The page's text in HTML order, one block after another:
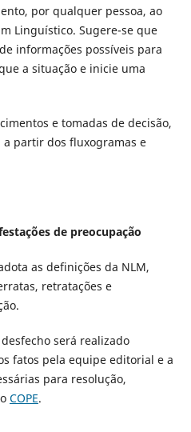
por qualquer pessoa, ao
Linguístico. Sugere-se que
informações possíveis para
a situação e inicie uma
e tomadas de decisão,
partir dos fluxogramas e
de preocupação
as definições da NLM,
retratações e
será realizado
fatos pela equipe editorial e a
para resolução,
COPE.